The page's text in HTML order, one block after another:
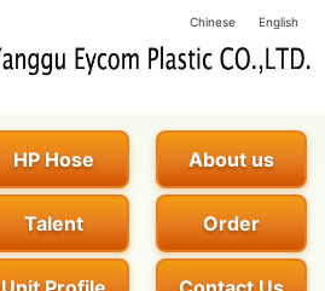
Chinese English
HP Hose About us
Talent Order